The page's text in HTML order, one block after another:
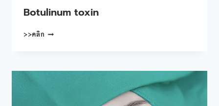
Botulinum toxin
>>คลิก BOTULINUM